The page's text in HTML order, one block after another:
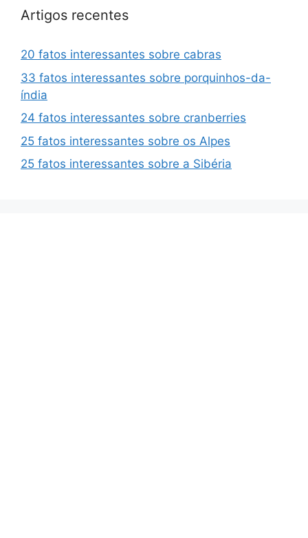
Artigos recentes
20 fatos interessantes sobre cabras
33 fatos interessantes sobre porquinhos-da-
índia
24 fatos interessantes sobre cranberries
25 fatos interessantes sobre os Alpes
25 fatos interessantes sobre a Sibéria